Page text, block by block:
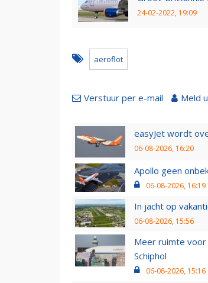
24-02-2022, 19:09
aeroflot
Verstuur per e-mail Meld
easyJet wordt
06-08-2026, 16:20
Apollo geen
06-08-2026, 16:19
In jacht op
06-08-2026, 15:56
Meer ruimte
Schiphol
06-08-2026, 15:16